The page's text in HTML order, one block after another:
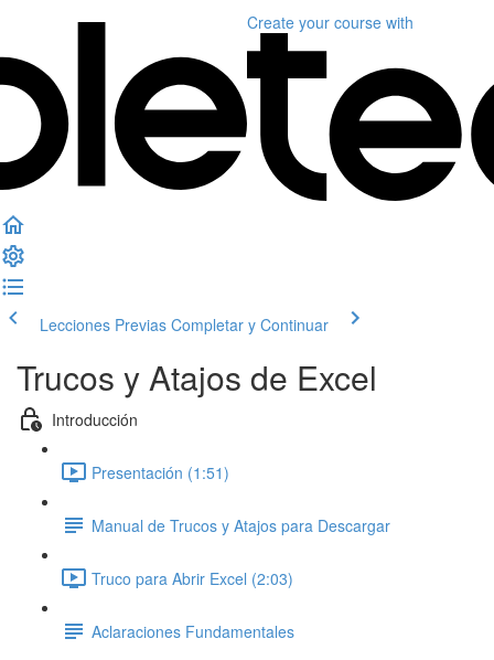
Create your course with
Lecciones Previas Completar y Continuar
Trucos y Atajos de Excel
Introducción
Presentación (1:51)
Manual de Trucos y Atajos para Descargar
Truco para Abrir Excel (2:03)
Aclaraciones Fundamentales